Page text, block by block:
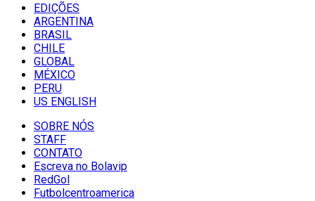
EDIÇÕES
ARGENTINA
BRASIL
CHILE
GLOBAL
MÉXICO
PERU
US ENGLISH
SOBRE NÓS
STAFF
CONTATO
Escreva no Bolavip
RedGol
Futbolcentroamerica